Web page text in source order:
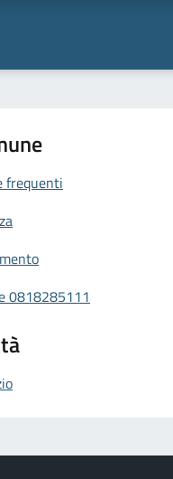
frequenti
0818285111